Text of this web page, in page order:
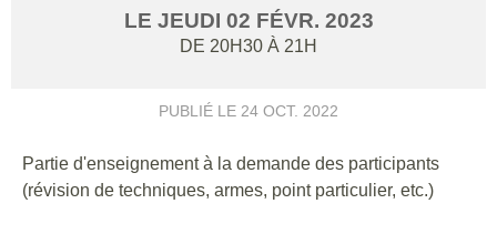
LE JEUDI 02 FÉVR. 2023
DE 20H30 À 21H
PUBLIÉ LE 24 OCT. 2022
Partie d'enseignement à la demande des participants
(révision de techniques, armes, point particulier, etc.)